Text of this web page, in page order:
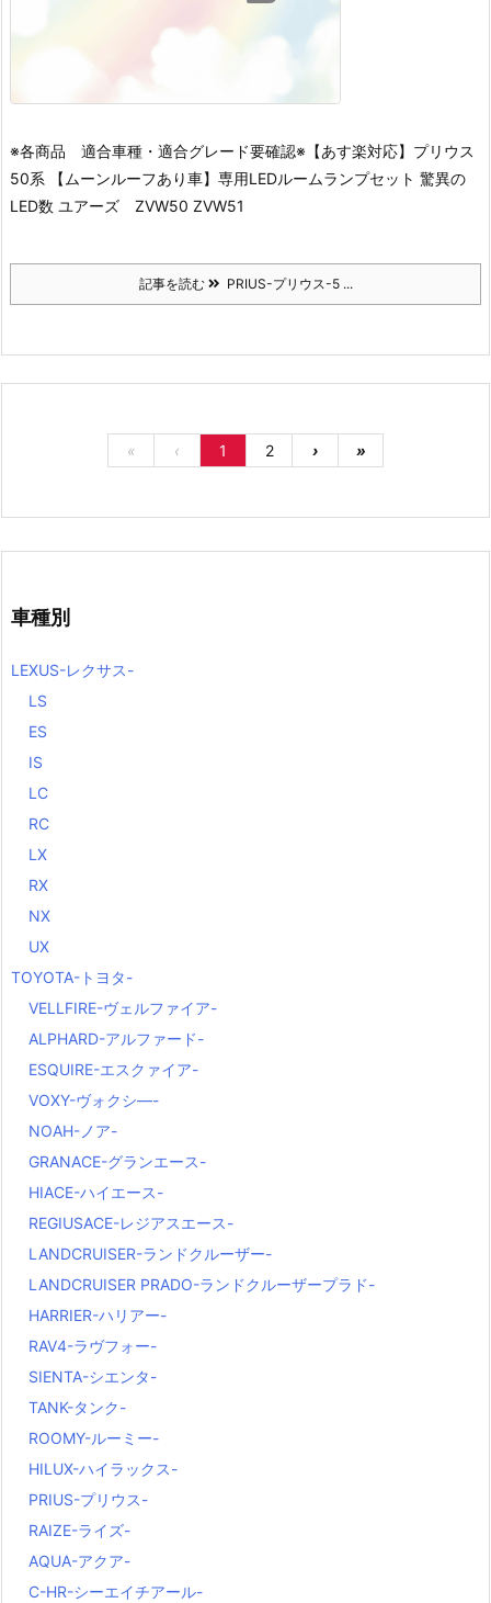
※各商品 適合車種・適合グレード要確認※ 【あす楽対応】プリウス
50系 【ムーンルーフあり車】専用LEDルームランプセット 驚異の
LED数 ユアーズ ZVW50 ZVW51
記事を読む PRIUS-プリウス-5 ...
« ‹ 1 2 › »
車種別
LEXUS-レクサス-
LS
ES
IS
LC
RC
LX
RX
NX
UX
TOYOTA-トヨタ-
VELLFIRE-ヴェルファイア-
ALPHARD-アルファード-
ESQUIRE-エスクァイア-
VOXY-ヴォクシ―-
NOAH-ノア-
GRANACE-グランエース-
HIACE-ハイエース-
REGIUSACE-レジアスエース-
LANDCRUISER-ランドクルーザー-
LANDCRUISER PRADO-ランドクルーザープラド-
HARRIER-ハリアー-
RAV4-ラヴフォー-
SIENTA-シエンタ-
TANK-タンク-
ROOMY-ルーミー-
HILUX-ハイラックス-
PRIUS-プリウス-
RAIZE-ライズ-
AQUA-アクア-
C-HR-シーエイチアール-